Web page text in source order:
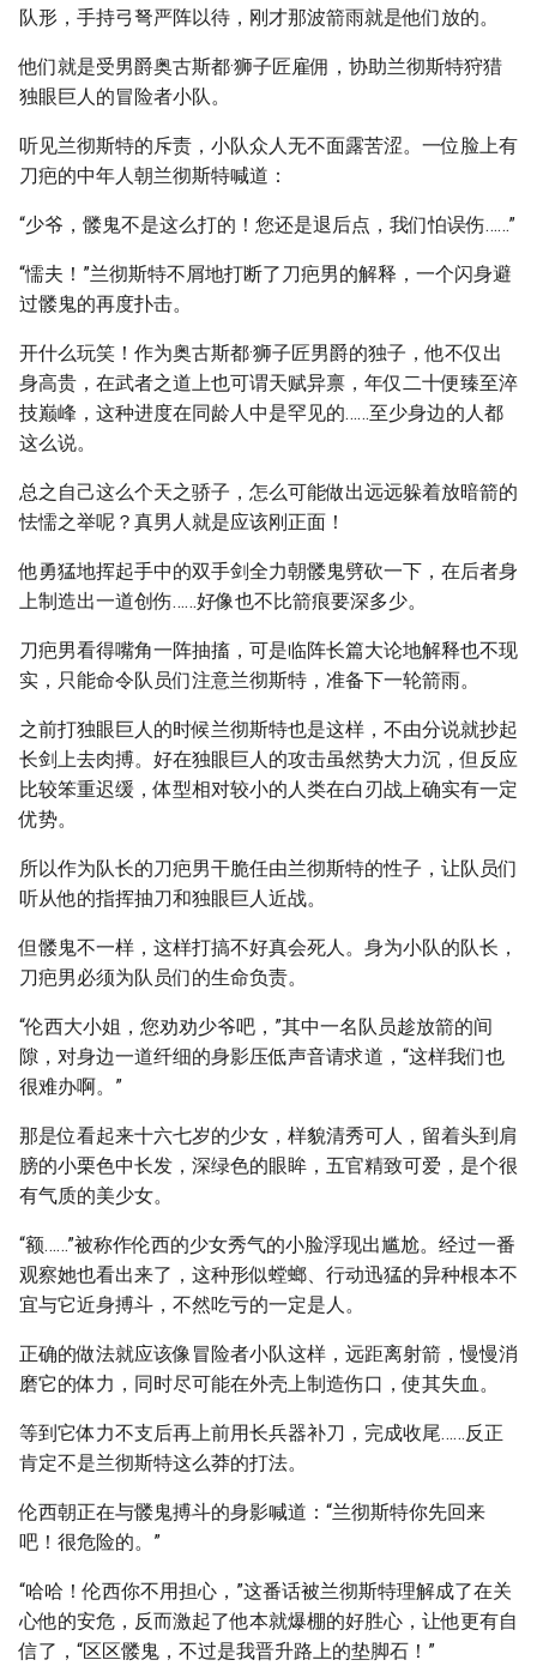
队形，手持弓弩严阵以待，刚才那波箭雨就是他们放的。
他们就是受男爵奥古斯都·狮子匠雇佣，协助兰彻斯特狩猎
独眼巨人的冒险者小队。
听见兰彻斯特的斥责，小队众人无不面露苦涩。一位脸上有
刀疤的中年人朝兰彻斯特喊道：
“少爷，髅鬼不是这么打的！您还是退后点，我们怕误伤……”
“懦夫！”兰彻斯特不屑地打断了刀疤男的解释，一个闪身避
过髅鬼的再度扑击。
开什么玩笑！作为奥古斯都·狮子匠男爵的独子，他不仅出
身高贵，在武者之道上也可谓天赋异禀，年仅二十便臻至淬
技巅峰，这种进度在同龄人中是罕见的……至少身边的人都
这么说。
总之自己这么个天之骄子，怎么可能做出远远躲着放暗箭的
怯懦之举呢？真男人就是应该刚正面！
他勇猛地挥起手中的双手剑全力朝髅鬼劈砍一下，在后者身
上制造出一道创伤……好像也不比箭痕要深多少。
刀疤男看得嘴角一阵抽搐，可是临阵长篇大论地解释也不现
实，只能命令队员们注意兰彻斯特，准备下一轮箭雨。
之前打独眼巨人的时候兰彻斯特也是这样，不由分说就抄起
长剑上去肉搏。好在独眼巨人的攻击虽然势大力沉，但反应
比较笨重迟缓，体型相对较小的人类在白刃战上确实有一定
优势。
所以作为队长的刀疤男干脆任由兰彻斯特的性子，让队员们
听从他的指挥抽刀和独眼巨人近战。
但髅鬼不一样，这样打搞不好真会死人。身为小队的队长，
刀疤男必须为队员们的生命负责。
“伦西大小姐，您劝劝少爷吧，”其中一名队员趁放箭的间
隙，对身边一道纤细的身影压低声音请求道，“这样我们也
很难办啊。”
那是位看起来十六七岁的少女，样貌清秀可人，留着头到肩
膀的小栗色中长发，深绿色的眼眸，五官精致可爱，是个很
有气质的美少女。
“额……”被称作伦西的少女秀气的小脸浮现出尴尬。经过一番
观察她也看出来了，这种形似螳螂、行动迅猛的异种根本不
宜与它近身搏斗，不然吃亏的一定是人。
正确的做法就应该像冒险者小队这样，远距离射箭，慢慢消
磨它的体力，同时尽可能在外壳上制造伤口，使其失血。
等到它体力不支后再上前用长兵器补刀，完成收尾……反正
肯定不是兰彻斯特这么莽的打法。
伦西朝正在与髅鬼搏斗的身影喊道：“兰彻斯特你先回来
吧！很危险的。”
“哈哈！伦西你不用担心，”这番话被兰彻斯特理解成了在关
心他的安危，反而激起了他本就爆棚的好胜心，让他更有自
信了，“区区髅鬼，不过是我晋升路上的垫脚石！”